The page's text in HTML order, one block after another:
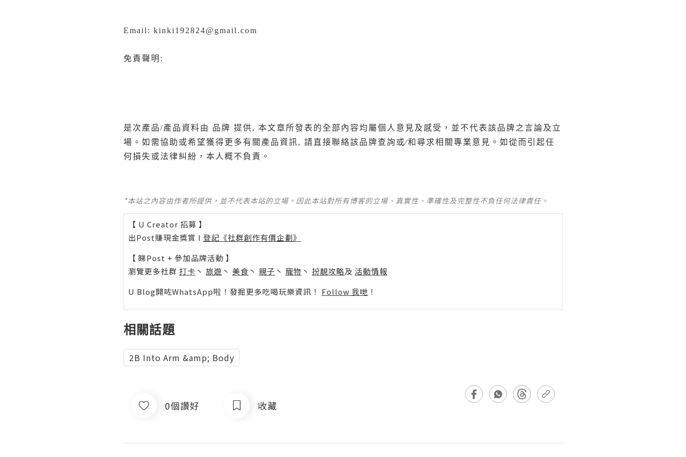
Email: kinki192824@gmail.com
免責聲明:
是次產品/產品資料由 品牌 提供, 本文章所發表的全部內容均屬個人意見及感受，並不代表該品牌之言論及立
場。如需協助或希望獲得更多有關產品資訊, 請直接聯絡該品牌查詢或∕和尋求相關專業意見。如從而引起任
何損失或法律糾紛，本人概不負責。
*本站之內容由作者所提供，並不代表本站的立場。因此本站對所有博客的立場、真實性、準確性及完整性不負任何法律責任。
【 U Creator 招募 】
出Post賺現金獎賞 l 登記《社群創作有價企劃》
【 睇Post + 參加品牌活動 】
瀏覽更多社群 打卡 丶 旅遊 丶 美食 丶 親子 丶 寵物 丶 扮靚攻略及 活動情報
U Blog開咗WhatsApp啦！發掘更多吃喝玩樂資訊！ Follow 我哋 ！
相關話題
2B Into Arm &amp; Body
0個讚好 收藏